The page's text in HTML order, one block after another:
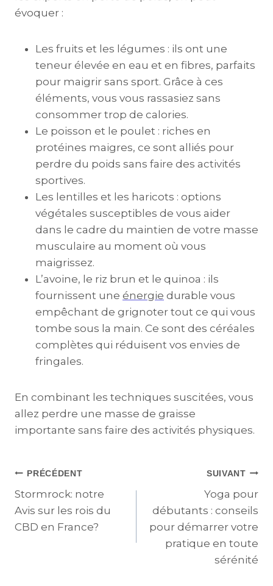
évoquer :
Les fruits et les légumes : ils ont une
teneur élevée en eau et en fibres, parfaits
pour maigrir sans sport. Grâce à ces
éléments, vous vous rassasiez sans
consommer trop de calories.
Le poisson et le poulet : riches en
protéines maigres, ce sont alliés pour
perdre du poids sans faire des activités
sportives.
Les lentilles et les haricots : options
végétales susceptibles de vous aider
dans le cadre du maintien de votre masse
musculaire au moment où vous
maigrissez.
L’avoine, le riz brun et le quinoa : ils
fournissent une énergie durable vous
empêchant de grignoter tout ce qui vous
tombe sous la main. Ce sont des céréales
complètes qui réduisent vos envies de
fringales.
En combinant les techniques suscitées, vous
allez perdre une masse de graisse
importante sans faire des activités physiques.
PRÉCÉDENT
Stormrock: notre
Avis sur les rois du
CBD en France?
SUIVANT
Yoga pour
débutants : conseils
pour démarrer votre
pratique en toute
sérénité